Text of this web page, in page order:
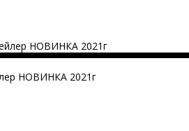
НОВИНКА 2021г